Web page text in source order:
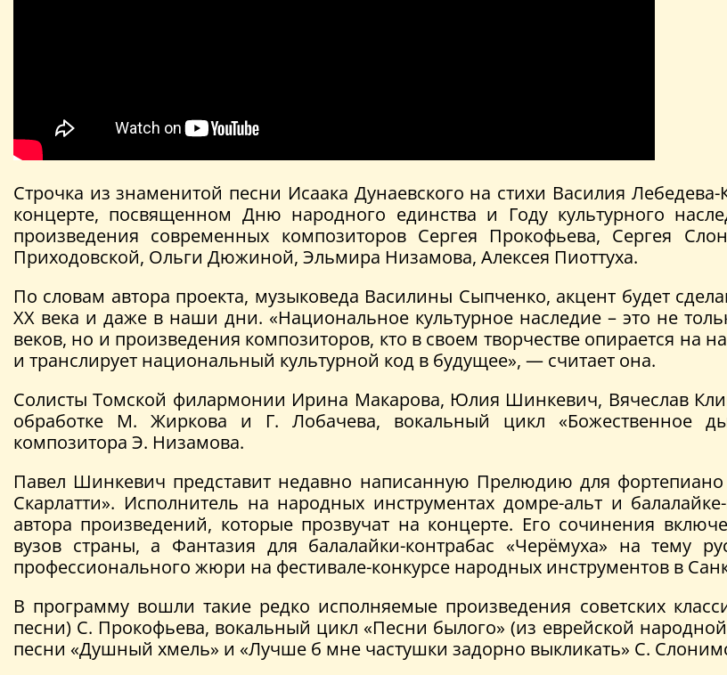
Строчка из знаменитой песни Исаака Дунаевского на стихи Василия
концерте, посвященном Дню народного единства и Году культурного
произведения современных композиторов Сергея Прокофьева, Сергея
Приходовской, Ольги Дюжиной, Эльмира Низамова, Алексея Пиоттуха.
По словам автора проекта, музыковеда Василины Сыпченко, акцент будет
ХХ века и даже в наши дни. «Национальное культурное наследие – это не
веков, но и произведения композиторов, кто в своем творчестве опирается
и транслирует национальный культурной код в будущее», — считает она.
Солисты Томской филармонии Ирина Макарова, Юлия Шинкевич, Вячеслав
обработке М. Жиркова и Г. Лобачева, вокальный цикл «Божественное
композитора Э. Низамова.
Павел Шинкевич представит недавно написанную Прелюдию для
Скарлатти». Исполнитель на народных инструментах домре-альт и
автора произведений, которые прозвучат на концерте. Его сочинения
вузов страны, а Фантазия для балалайки-контрабас «Черёмуха» на тему
профессионального жюри на фестивале-конкурсе народных инструментов в
В программу вошли такие редко исполняемые произведения советских
песни) С. Прокофьева, вокальный цикл «Песни былого» (из еврейской
песни «Душный хмель» и «Лучше б мне частушки задорно выкликать» С.